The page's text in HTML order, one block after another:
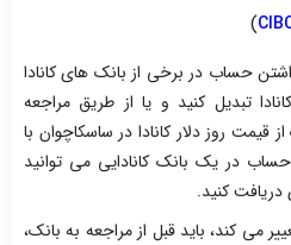
)
حساب در برخی از بانک های کانادا
تبدیل کنید و یا از طریق مراجعه
روز دلار کانادا در ساسکاچوان با
در یک بانک کانادایی می توانید
کنید.
می کند، باید قبل از مراجعه به بانک،